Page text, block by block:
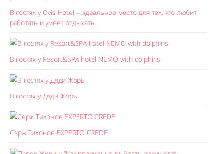
В гостях у Ovis Hotel – идеальное место для тех, кто любит
работать и умеет отдыхать
В гостях у Resort&SPA hotel NEMO with dolphins
В гостях у Дяди Жоры
Серж Тихонов EXPERTO CREDE